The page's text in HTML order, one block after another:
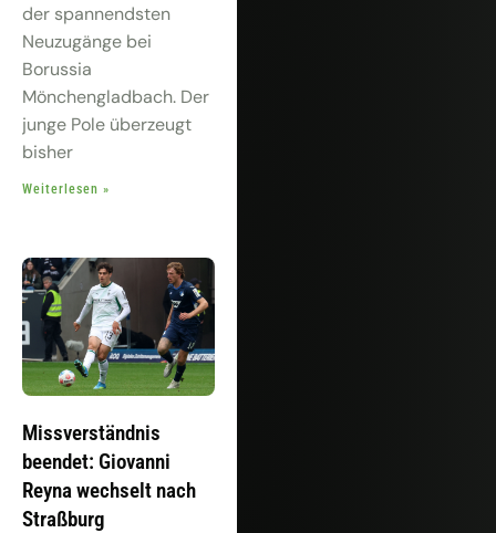
der spannendsten
Neuzugänge bei
Borussia
Mönchengladbach. Der
junge Pole überzeugt
bisher
Weiterlesen »
Missverständnis
beendet: Giovanni
Reyna wechselt nach
Straßburg